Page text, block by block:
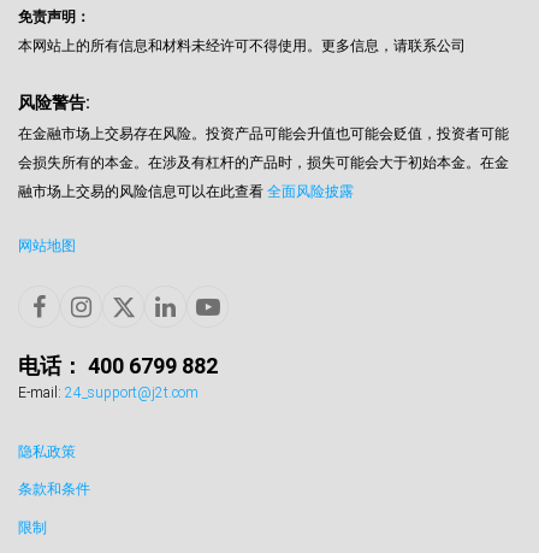
免责声明：
本网站上的所有信息和材料未经许可不得使用。更多信息，请联系公司
风险警告:
在金融市场上交易存在风险。投资产品可能会升值也可能会贬值，投资者可能
会损失所有的本金。在涉及有杠杆的产品时，损失可能会大于初始本金。在金
融市场上交易的风险信息可以在此查看 全面风险披露
网站地图
电话： 400 6799 882
E-mail: 24_support@j2t.com
隐私政策
条款和条件
限制